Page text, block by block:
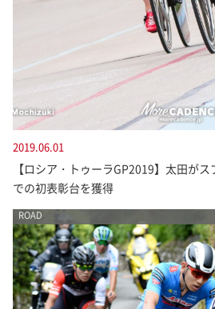
2019.06.01
【ロシア・トゥーラGP2019】太田が
での初表彰台を獲得
ROAD